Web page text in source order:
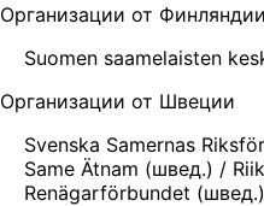
Организации от Финляндии
Suomen saamelaisten
Организации от Швеции
Svenska Samernas
Same Ätnam (швед.) /
Renägarförbundet (швед.)